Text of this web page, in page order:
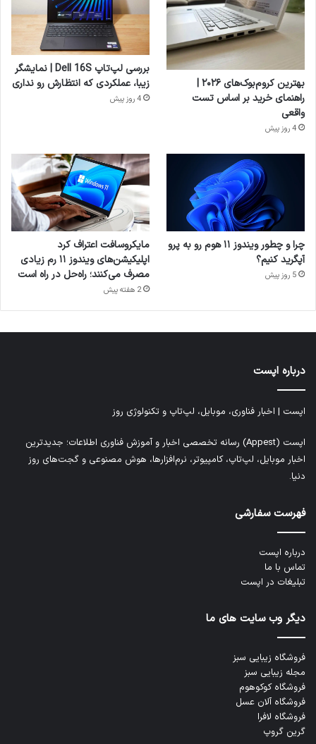
بهترین کروم‌بوک‌های ۲۰۲۶ |
راهنمای خرید بر اساس تست
واقعی
4 روز پیش
بررسی لپ‌تاپ Dell 16S | نمایشگر
زیبا، عملکردی که انتظارش رو نداری
4 روز پیش
چرا و چطور ویندوز ۱۱ هوم رو به پرو
آپگرید کنیم؟
5 روز پیش
مایکروسافت اعتراف کرد
اپلیکیشن‌های ویندوز ۱۱ رم زیادی
مصرف می‌کنند؛ راه‌حل در راه است
2 هفته پیش
درباره اپست
اپست | اخبار فناوری، موبایل، لپ‌تاپ و تکنولوژی روز
اپست (Appest) رسانه تخصصی اخبار و آموزش فناوری اطلاعات؛ جدیدترین
اخبار موبایل، لپ‌تاپ، کامپیوتر، نرم‌افزارها، هوش مصنوعی و گجت‌های روز
دنیا.
فهرست سفارشی
درباره اپست
تماس با ما
تبلیغات در اپست
دیگر وب سایت های ما
فروشگاه زیبایی سبز
مجله زیبایی سبز
فروشگاه کوکوهوم
فروشگاه آلان عسل
فروشگاه لافرا
گرین گروپ